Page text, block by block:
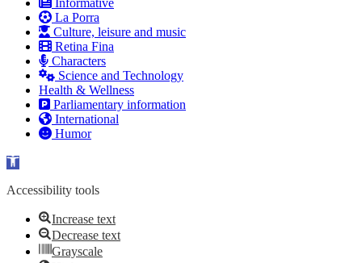
Informative
La Porra
Culture, leisure and music
Retina Fina
Characters
Science and Technology
Health & Wellness
Parliamentary information
International
Humor
Open toolbar
Accessibility tools
Increase text
Decrease text
Grayscale